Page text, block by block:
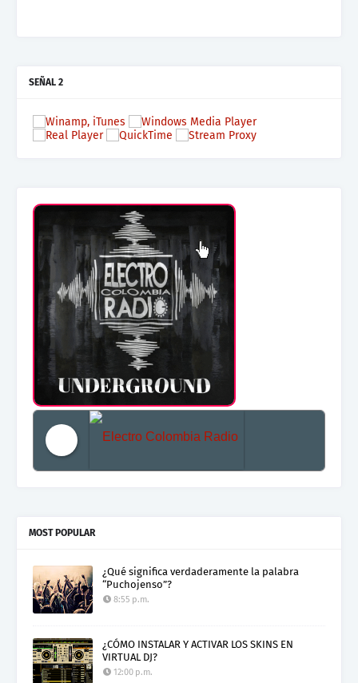
SEÑAL 2
MOST POPULAR
¿Qué significa verdaderamente la palabra
“Puchojenso”?
8:55 p.m.
¿CÓMO INSTALAR Y ACTIVAR LOS SKINS EN
VIRTUAL DJ?
12:00 p.m.